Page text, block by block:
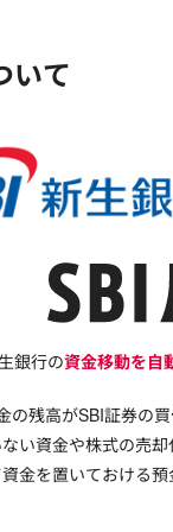
いて
銀行の資金移動を自
の残高がSBI証券の
い資金や株式の売
金を置いておける預